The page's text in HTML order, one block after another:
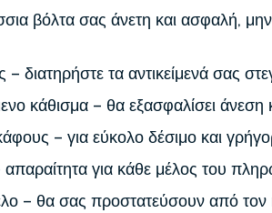
βόλτα σας άνετη και ασφαλή, μην
– διατηρήστε τα αντικείμενά σας
κάθισμα – θα εξασφαλίσει άνεση
– για εύκολο δέσιμο και
απαραίτητα για κάθε μέλος του
– θα σας προστατεύσουν από τον